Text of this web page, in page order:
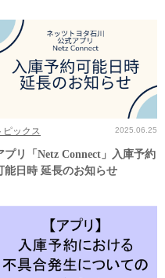
ピックス 2025.06.25
プリ「Netz Connect」入庫予約
能日時 延長のお知らせ